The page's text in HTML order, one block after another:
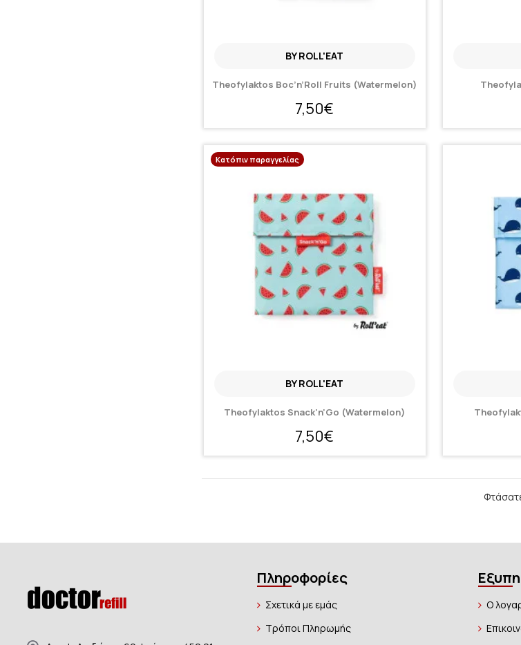
BY ROLL'EAT
Theofylaktos Boc’n’Roll Fruits (Watermelon)
7,50€
Κατόπιν παραγγελίας
BY ROLL'EAT
Theofylaktos Snack'n'Go (Watermelon)
7,50€
Πληροφορίες
Σχετικά με εμάς
Τρόποι Πληρωμής
Ο